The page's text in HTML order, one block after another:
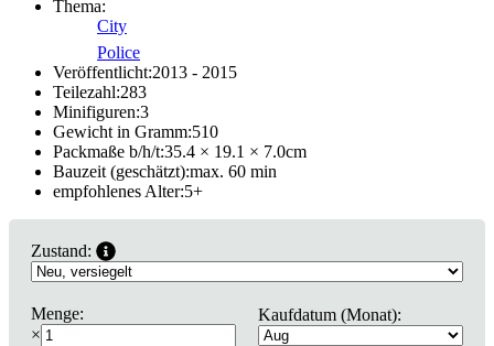
Thema:
City
Police
Veröffentlicht:2013 - 2015
Teilezahl:283
Minifiguren:3
Gewicht in Gramm:510
Packmaße b/h/t:35.4 × 19.1 × 7.0cm
Bauzeit (geschätzt):max. 60 min
empfohlenes Alter:5+
Zustand:
Menge:
×
Kaufdatum (Monat):